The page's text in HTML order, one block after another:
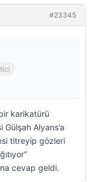
#23345
karikatürü
Gülşah Alyans’a
titreyip gözleri
cevap geldi.